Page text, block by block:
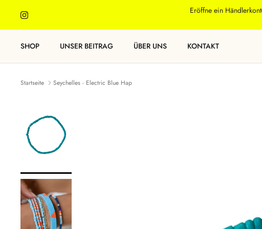
Inhalt
Eröffne ein
SHOP UNSER BEITRAG ÜBER UNS KONTAKT
Startseite Seychelles - Electric Blue Hap